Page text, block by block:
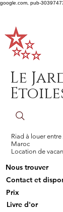
google.com, pub-
Le
Riad à louer
Maroc
Location de
Nous trouver
Contact et
Prix
Livre d'or